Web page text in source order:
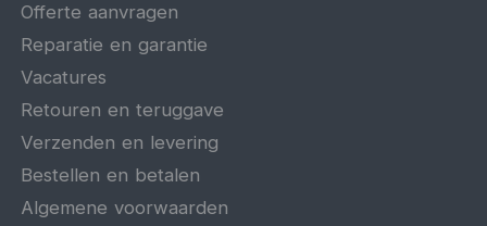
Offerte aanvragen
Reparatie en garantie
Vacatures
Retouren en teruggave
Verzenden en levering
Bestellen en betalen
Algemene voorwaarden